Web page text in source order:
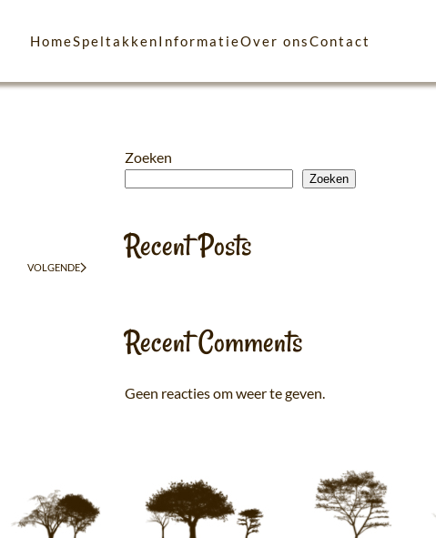
HomeSpeltakkenInformatieOver onsContact
VOLGENDE
Zoeken
Zoeken
Recent Posts
Recent Comments
Geen reacties om weer te geven.